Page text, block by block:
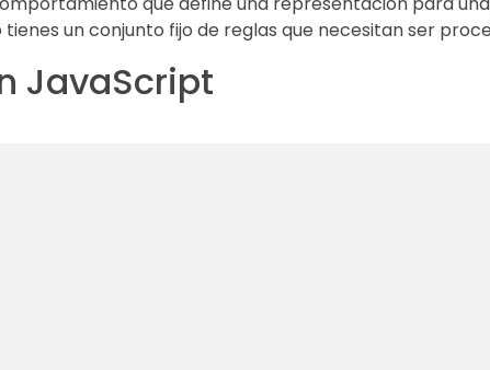
tienes un conjunto fijo de reglas que necesitan ser
JavaScript